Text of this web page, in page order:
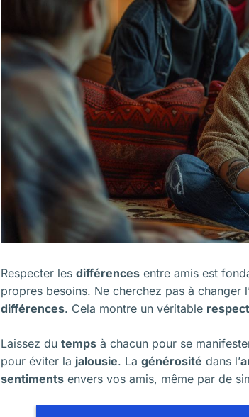
Respecter les différences entre amis est
propres besoins. Ne cherchez pas à changer
différences. Cela montre un véritable respect
Laissez du temps à chacun pour se
pour éviter la jalousie. La générosité dans l’
sentiments envers vos amis, même par de